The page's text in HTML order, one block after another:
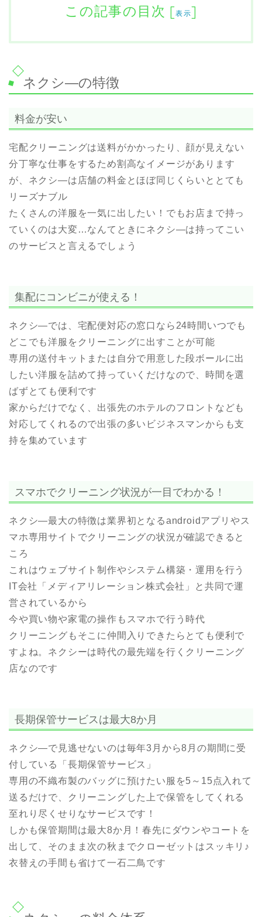
この記事の目次 [表示]
ネクシ—の特徴
料金が安い
宅配クリーニングは送料がかかったり、顔が見えない
分丁寧な仕事をするため割高なイメージがあります
が、ネクシ―は店舗の料金とほぼ同じくらいととても
リーズナブル
たくさんの洋服を一気に出したい！でもお店まで持っ
ていくのは大変…なんてときにネクシ―は持ってこい
のサービスと言えるでしょう
集配にコンビニが使える！
ネクシ―では、宅配便対応の窓口なら24時間いつでも
どこでも洋服をクリーニングに出すことが可能
専用の送付キットまたは自分で用意した段ボールに出
したい洋服を詰めて持っていくだけなので、時間を選
ばずとても便利です
家からだけでなく、出張先のホテルのフロントなども
対応してくれるので出張の多いビジネスマンからも支
持を集めています
スマホでクリーニング状況が一目でわかる！
ネクシ―最大の特徴は業界初となるandroidアプリやス
マホ専用サイトでクリーニングの状況が確認できると
ころ
これはウェブサイト制作やシステム構築・運用を行う
IT会社「メディアリレーション株式会社」と共同で運
営されているから
今や買い物や家電の操作もスマホで行う時代
クリーニングもそこに仲間入りできたらとても便利で
すよね。ネクシーは時代の最先端を行くクリーニング
店なのです
長期保管サービスは最大8か月
ネクシ―で見逃せないのは毎年3月から8月の期間に受
付している「長期保管サービス」
専用の不織布製のバッグに預けたい服を5～15点入れて
送るだけで、クリーニングした上で保管をしてくれる
至れり尽くせりなサービスです！
しかも保管期間は最大8か月！春先にダウンやコートを
出して、そのまま次の秋までクローゼットはスッキリ♪
衣替えの手間も省けて一石二鳥です